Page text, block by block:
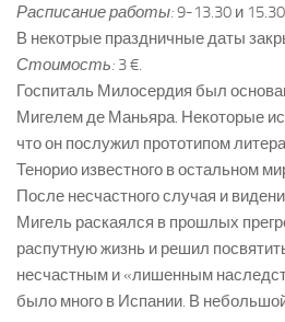
Расписание работы:9-13.30 и
В некотрые праздничные даты
Стоимость: 3 €.
Госпиталь Милосердия был
Мигелем де Маньяра. Некоторые
что он послужил прототипом
Тенорио известного в остальном
После несчастного случая и
Мигель раскаялся в прошлых
распутную жизнь и решил
несчастным и «лишенным
было много в Испании. В